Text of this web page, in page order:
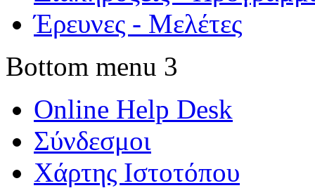
Έρευνες - Μελέτες
Bottom menu 3
Online Help Desk
Σύνδεσμοι
Χάρτης Ιστοτόπου